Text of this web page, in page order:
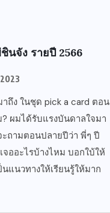
นจัง รายปี 2566
ถึง ในชุด pick a card ตอน
ผมได้รับแรงบันดาลใจมา
ถามตอนปลายปีว่า พี่ๆ ปี
ออะไรบ้างไหม บอกใบ้ให้
แนวทางให้เรียนรู้ให้มาก